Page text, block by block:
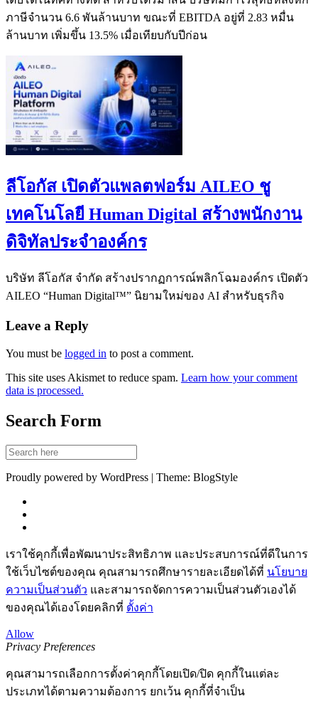
ภาษีจำนวน 6.6 พันล้านบาท ขณะที่ EBITDA อยู่ที่ 2.83 หมื่น
ล้านบาท เพิ่มขึ้น 13.5% เมื่อเทียบกับปีก่อน
ลีโอกัส เปิดตัวแพลตฟอร์ม AILEO ชู
เทคโนโลยี Human Digital สร้างพนักงาน
ดิจิทัลประจำองค์กร
บริษัท ลีโอกัส จำกัด สร้างปรากฏการณ์พลิกโฉมองค์กร เปิดตัว
AILEO “Human Digital™” นิยามใหม่ของ AI สำหรับธุรกิจ
Leave a Reply
You must be logged in to post a comment.
This site uses Akismet to reduce spam. Learn how your comment
data is processed.
Search Form
Proudly powered by WordPress | Theme: BlogStyle
เราใช้คุกกี้เพื่อพัฒนาประสิทธิภาพ และประสบการณ์ที่ดีในการ
ใช้เว็บไซต์ของคุณ คุณสามารถศึกษารายละเอียดได้ที่ นโยบาย
ความเป็นส่วนตัว และสามารถจัดการความเป็นส่วนตัวเองได้
ของคุณได้เองโดยคลิกที่ ตั้งค่า
Allow
Privacy Preferences
คุณสามารถเลือกการตั้งค่าคุกกี้โดยเปิด/ปิด คุกกี้ในแต่ละ
ประเภทได้ตามความต้องการ ยกเว้น คุกกี้ที่จำเป็น